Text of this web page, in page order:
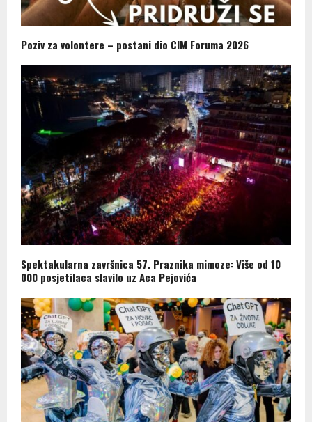
Poziv za volontere – postani dio CIM Foruma 2026
Spektakularna završnica 57. Praznika mimoze: Više od 10
000 posjetilaca slavilo uz Aca Pejovića